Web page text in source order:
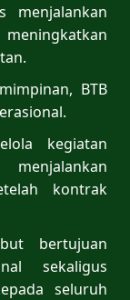
menjalankan
BTB
kegiatan
kontrak
bertujuan
sekaligus
seluruh